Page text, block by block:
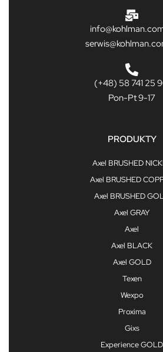
(+48) 58 741 25
Pon-Pt 9-17
PRODUKTY
Axel BRUSHED
Axel BRUSHED
Axel BRUSHED
Axel GRAY
Axel
Axel BLACK
Axel GOLD
Texen
Wexpo
Proxima
Gixs
Experience GOLD